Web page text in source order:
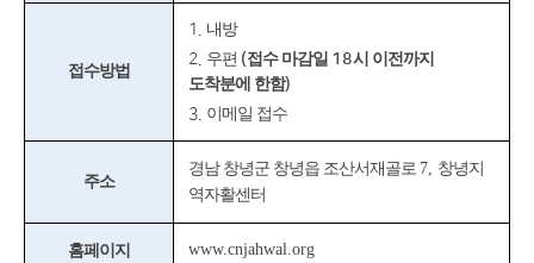
접수방법
1. 내방
2. 우편 (접수 마감일 18시 이전까지
도착분에 한함)
3. 이메일 접수
주소
경남 창녕군 창녕읍 조산서재골로 7, 창녕지
역자활센터
홈페이지 www.cnjahwal.org